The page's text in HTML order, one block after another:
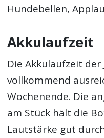
Hundebellen,
Akkulaufzeit
Die Akkulaufzeit der
vollkommend
Wochenende. Die
am Stück hält die
Lautstärke gut